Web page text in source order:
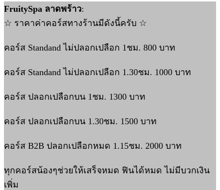
FruitySpa ลาดพร้าว:
☆ ราคาค่าคอร์สทางร้านมีดังนี้ครับ ☆
คอร์ส Standand ไม่ปลอกเปลือก 1ชม. 800 บาท
คอร์ส Standand ไม่ปลอกเปลือก 1.30ชม. 1000 บาท
คอร์ส ปลอกเปลือกบน 1ชม. 1300 บาท
คอร์ส ปลอกเปลือกบน 1.30ชม. 1500 บาท
คอร์ส B2B ปลอกเปลือกหมด 1.15ชม. 2000 บาท
ทุกคอร์สน้องๆช่วยให้เสร็จหมด ฟินได้หมด ไม่มีบวกเงิน
เพิ่ม